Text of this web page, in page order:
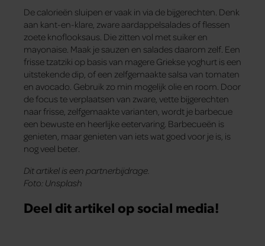
De calorieën sluipen er vaak in via de bijgerechten. Denk
aan kant-en-klare, zware aardappelsalades of flessen
zoete knoflooksaus. Die zitten vol met suiker en
mayonaise. Maak je sauzen en salades daarom zelf. Een
frisse tzatziki op basis van magere Griekse yoghurt is een
uitstekende dip, of een zelfgemaakte salsa van tomaten
en avocado. Gebruik zo min mogelijk olie en room. Door
de focus te verplaatsen van zware, vette bijgerechten
naar frisse, zelfgemaakte varianten, wordt je barbecue
een bewuste en heerlijke eetervaring. Barbecueën is
genieten, maar genieten van iets wat goed voor je is, is
nog veel beter.
Dit artikel is een partnerbijdrage.
Foto: Unsplash
Deel dit artikel op social media!